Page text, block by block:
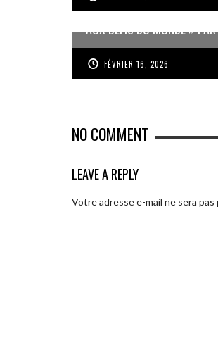
« UN GOSIER FIER, FORT ET
AUX DÉFIS DU MONDE »
FÉVRIER 16, 2026
NO COMMENT
LEAVE A REPLY
Votre adresse e-mail ne sera pas